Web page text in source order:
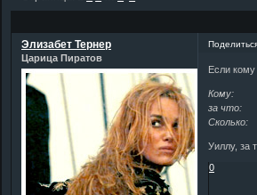
Элизабет Тернер
Царица Пиратов
Если кому
Кому:
за что:
Сколько:
Уиллу, за
0